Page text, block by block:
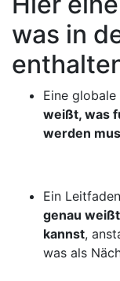
was in
Eine
weißt, was
werden
Ein
genau
kannst,
was als